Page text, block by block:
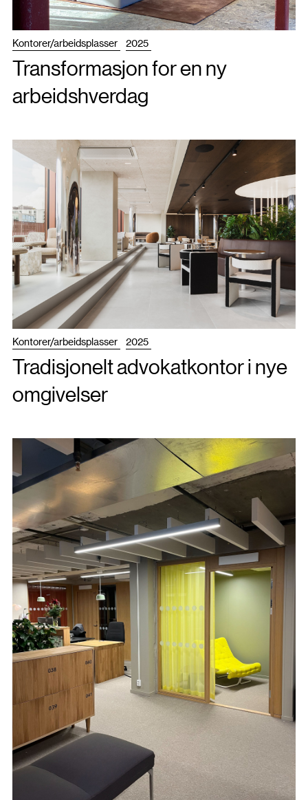
Kontorer/arbeidsplasser 2025
Transformasjon for en ny
arbeidshverdag
Kontorer/arbeidsplasser 2025
Tradisjonelt advokatkontor i nye
omgivelser